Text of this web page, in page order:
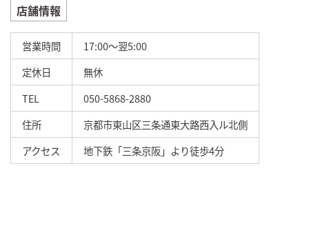
店舗情報
営業時間
17:00～翌5:00
定休日
無休
TEL
050-5868-2880
住所
京都市東山区三条通東大路西入ル北側
アクセス
地下鉄「三条京阪」より徒歩4分